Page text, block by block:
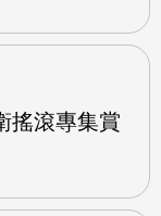
搖滾專集賞